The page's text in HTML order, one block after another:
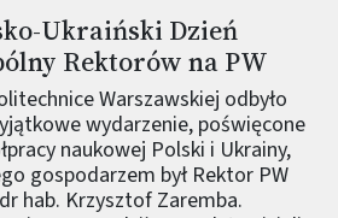
Ukraiński Dzień
Rektorów na PW
Warszawskiej odbyło
wydarzenie, poświęcone
naukowej Polski i Ukrainy,
gospodarzem był Rektor PW
hab. Krzysztof Zaremba.